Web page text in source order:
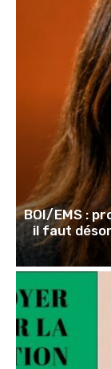
BOI/EMS :
il faut